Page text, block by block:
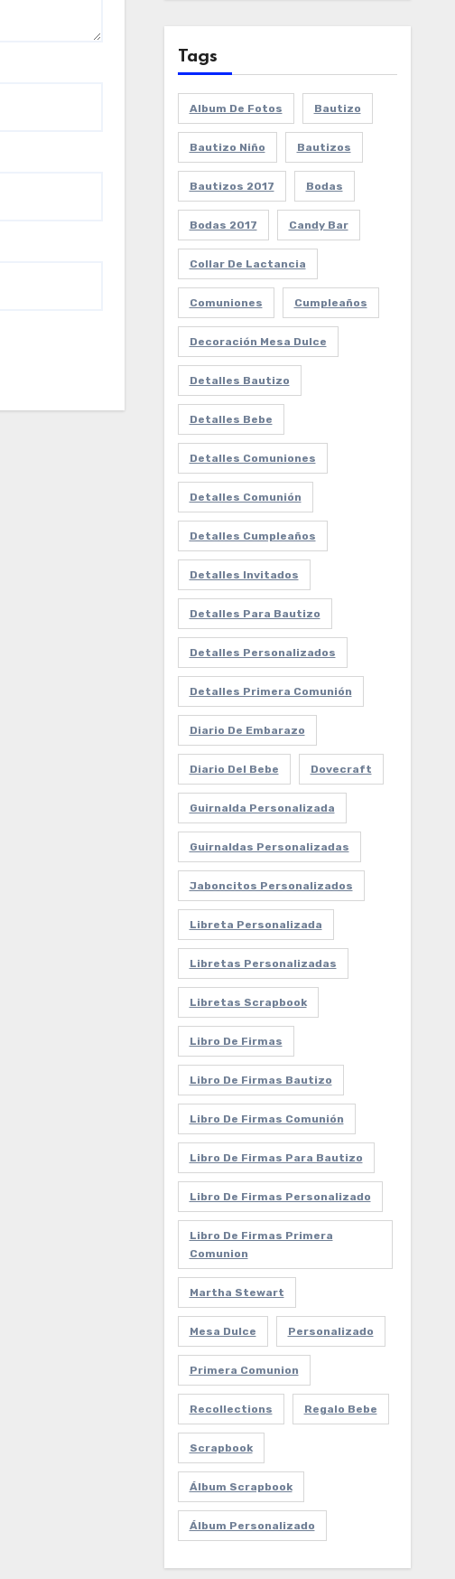
Tags
Album De Fotos Bautizo
Bautizo Niño Bautizos
Bautizos 2017 Bodas
Bodas 2017 Candy Bar
Collar De Lactancia
Comuniones Cumpleaños
Decoración Mesa Dulce
Detalles Bautizo
Detalles Bebe
Detalles Comuniones
Detalles Comunión
Detalles Cumpleaños
Detalles Invitados
Detalles Para Bautizo
Detalles Personalizados
Detalles Primera Comunión
Diario De Embarazo
Diario Del Bebe Dovecraft
Guirnalda Personalizada
Guirnaldas Personalizadas
Jaboncitos Personalizados
Libreta Personalizada
Libretas Personalizadas
Libretas Scrapbook
Libro De Firmas
Libro De Firmas Bautizo
Libro De Firmas Comunión
Libro De Firmas Para Bautizo
Libro De Firmas Personalizado
Libro De Firmas Primera
Comunion
Martha Stewart
Mesa Dulce Personalizado
Primera Comunion
Recollections Regalo Bebe
Scrapbook
Álbum Scrapbook
Álbum Personalizado